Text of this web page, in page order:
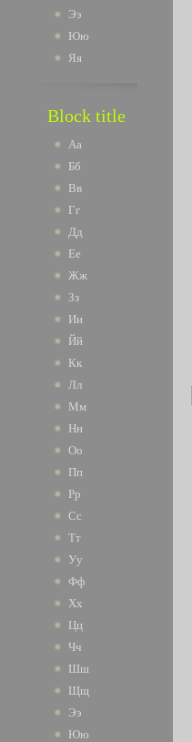
Ээ
Юю
Яя
Block title
Аа
Бб
Вв
Гг
Дд
Ее
Жж
Зз
Ии
Йй
Кк
Лл
Мм
Нн
Оо
Пп
Рр
Сс
Тт
Уу
Фф
Хх
Цц
Чч
Шш
Щщ
Ээ
Юю